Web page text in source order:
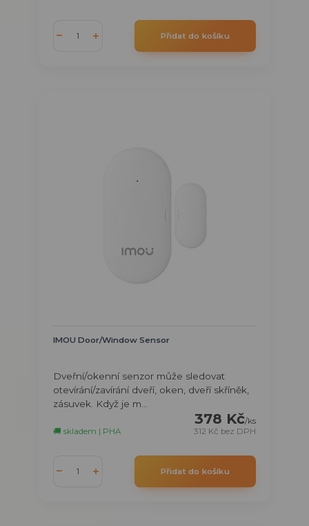
Přidat do košíku
IMOU Door/Window Sensor
Dveřní/okenní senzor může sledovat
otevírání/zavírání dveří, oken, dveří skříněk,
zásuvek. Když je m...
378 Kč/ks
312 Kč bez DPH
🚚 skladem | PHA
Přidat do košíku